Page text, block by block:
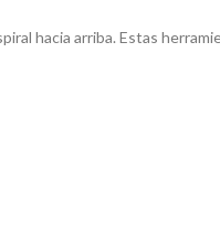
hacia arriba. Estas